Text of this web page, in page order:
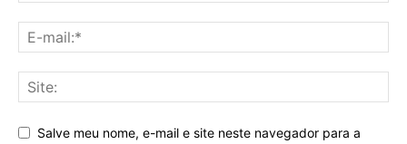
Salve meu nome, e-mail e site neste navegador para a